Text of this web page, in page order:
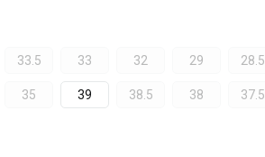
33.5 33 32 29 28.5
35 39 38.5 38 37.5